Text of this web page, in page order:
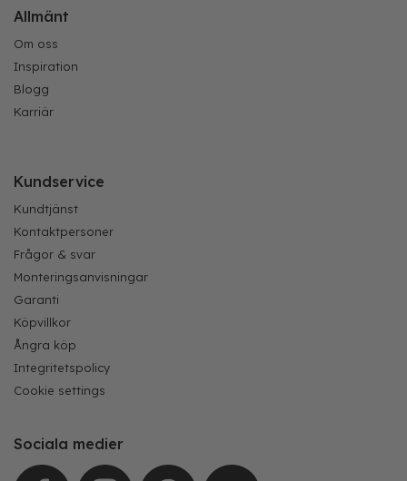
Allmänt
Om oss
Inspiration
Blogg
Karriär
Kundservice
Kundtjänst
Kontaktpersoner
Frågor & svar
Monteringsanvisningar
Garanti
Köpvillkor
Ångra köp
Integritetspolicy
Cookie settings
Sociala medier